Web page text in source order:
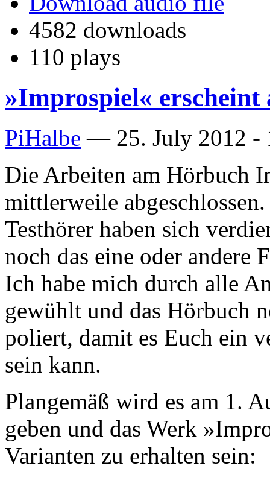
4582 downloads
110 plays
»Improspiel« erscheint
PiHalbe — 25. July 2012 -
Die Arbeiten am Hörbuch
mittlerweile
Testhörer haben sich
noch das eine oder andere
Ich habe mich durch alle
gewühlt und das Hörbuch
poliert, damit es Euch ein
sein kann.
Plangemäß wird es am 1.
geben und das Werk
Varianten zu erhalten sein: